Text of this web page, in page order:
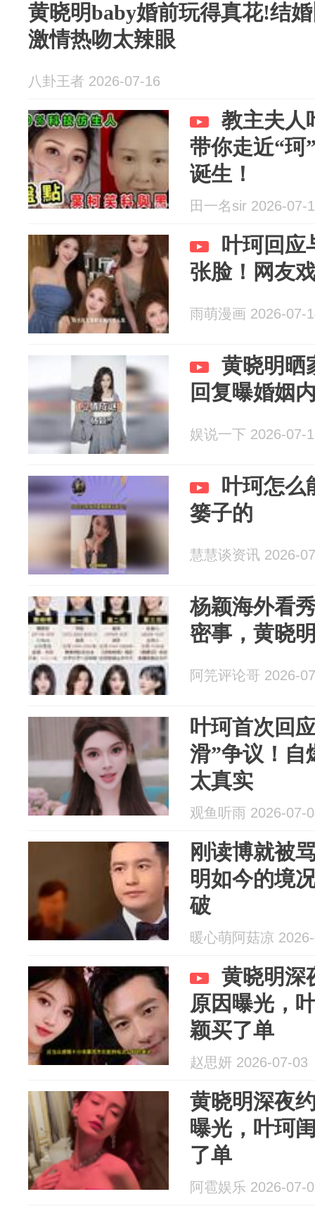
黄晓明baby婚前玩得真花!结
激情热吻太辣眼
八卦王者 2026-07-16
教主夫人
带你走近“珂
诞生！
田一名sir 2026-07-
叶珂回应
张脸！网友
雨萌漫画 2026-07-
黄晓明晒
回复曝婚姻
娱说一下 2026-07-
叶珂怎么
篓子的
慧慧谈资讯 2026-
杨颖海外看
密事，黄晓
阿笎评论哥 2026-
叶珂首次回
滑”争议！自
太真实
观鱼听雨 2026-07-
刚读博就被
明如今的境
破
暖心萌阿菇凉
黄晓明深
原因曝光，
颖买了单
赵思妍 2026-07-03
黄晓明深夜
曝光，叶珂
了单
阿雹娱乐 2026-07-